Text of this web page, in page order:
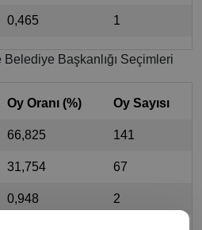
0,465 1
Başkanlığı Seçimleri
Oy Oranı (%) Oy Sayısı
66,825 141
31,754 67
0,948 2